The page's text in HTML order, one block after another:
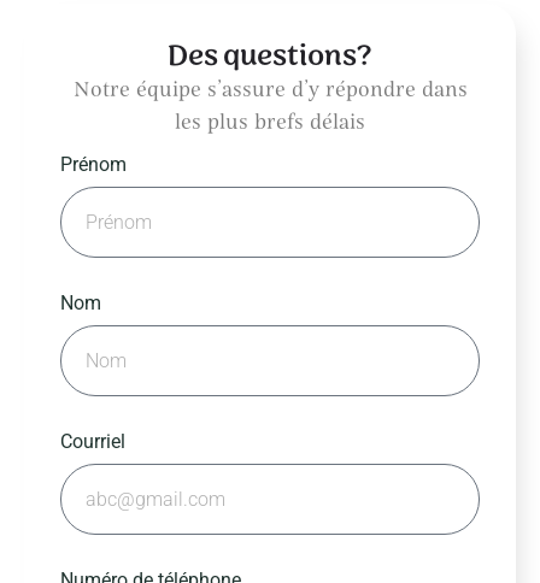
Des questions?
Notre équipe s’assure d’y répondre dans
les plus brefs délais
Prénom
Nom
Courriel